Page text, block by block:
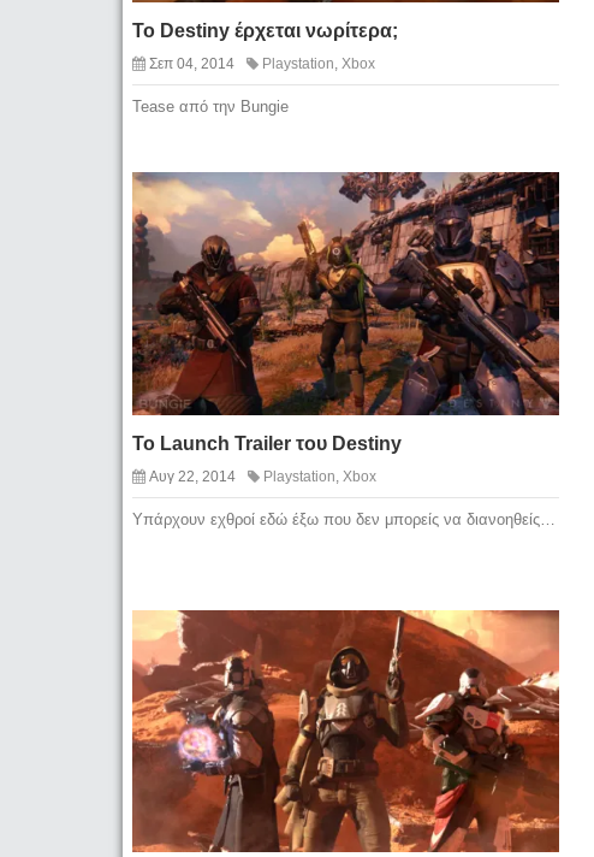
Το Destiny έρχεται νωρίτερα;
Σεπ 04, 2014 Playstation, Xbox
Tease από την Bungie
Το Launch Trailer του Destiny
Αυγ 22, 2014 Playstation Xbox
Υπάρχουν εχθροί εδώ έξω που δεν μπορείς να διανοηθείς…